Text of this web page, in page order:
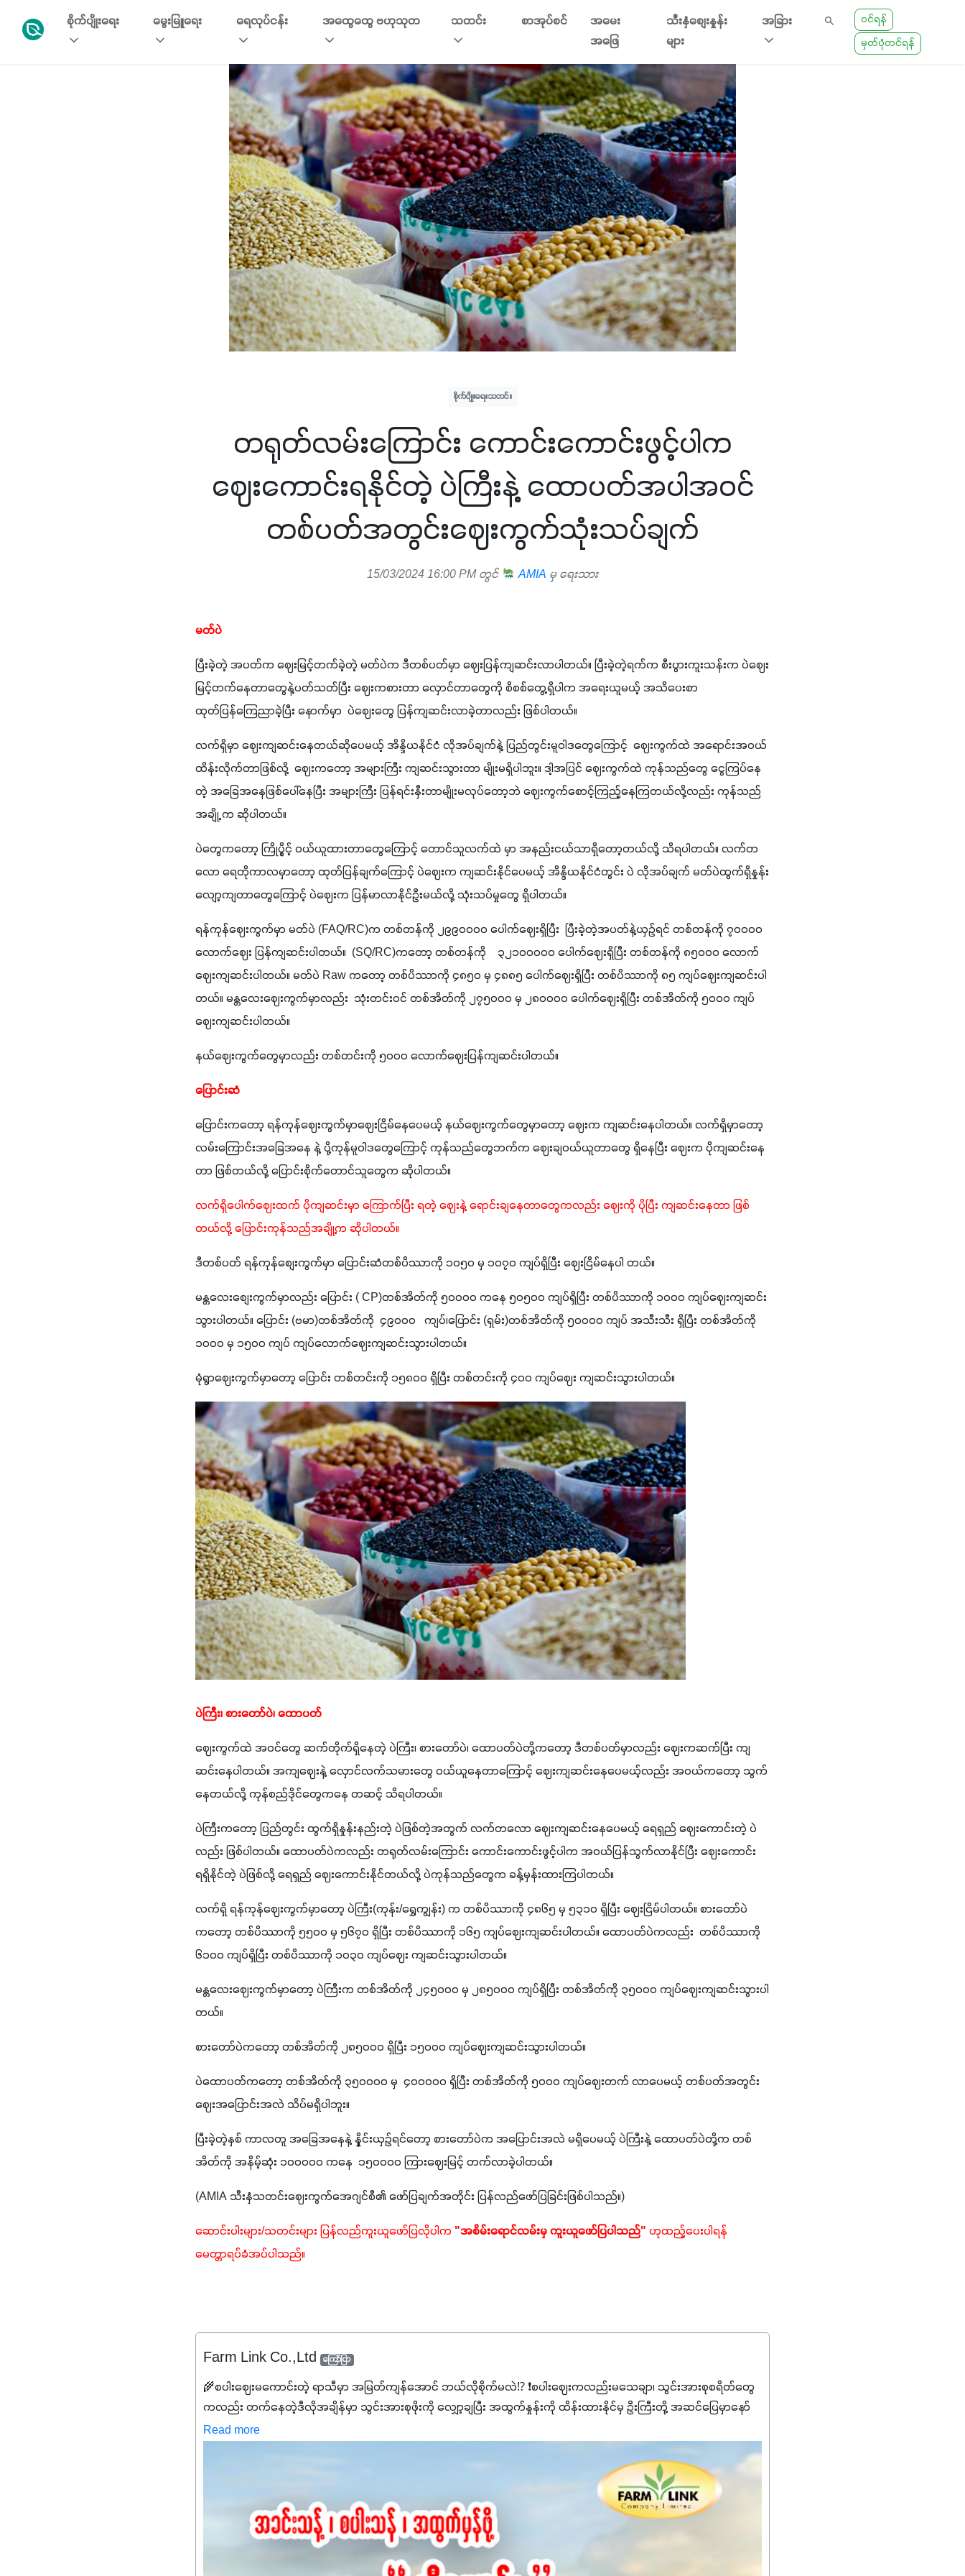
စိုက်ပျိုးရေး မွေးမြူရေး ရေလုပ်ငန်း အထွေထွေ ဗဟုသုတ သတင်း စာအုပ်စင်
အမေး
အဖြေ
သီးနှံစျေးနှုန်း
များ
အခြား
ဝင်ရန်
မှတ်ပုံတင်ရန်
စိုက်ပျိုးရေးသတင်း
တရုတ်လမ်းကြောင်း ကောင်းကောင်းဖွင့်ပါက
ဈေးကောင်းရနိုင်တဲ့ ပဲကြီးနဲ့ ထောပတ်အပါအဝင်
တစ်ပတ်အတွင်းဈေးကွက်သုံးသပ်ချက်
15/03/2024 16:00 PM တွင် AMIA မှ ရေးသား
မတ်ပဲ
ပြီးခဲ့တဲ့ အပတ်က ဈေးမြင့်တက်ခဲ့တဲ့ မတ်ပဲက ဒီတစ်ပတ်မှာ ဈေးပြန်ကျဆင်းလာပါတယ်။ ပြီးခဲ့တဲ့ရက်က စီးပွားကူးသန်းက ပဲဈေး
မြင့်တက်နေတာတွေနဲ့ပတ်သတ်ပြီး ဈေးကစားတာ လှောင်တာတွေကို စိစစ်တွေ့ရှိပါက အရေးယူမယ့် အသိပေးစာ
ထုတ်ပြန်ကြေညာခဲ့ပြီး နောက်မှာ  ပဲဈေးတွေ ပြန်ကျဆင်းလာခဲ့တာလည်း ဖြစ်ပါတယ်။
လက်ရှိမှာ ဈေးကျဆင်းနေတယ်ဆိုပေမယ့် အိန္ဒိယနိုင်ငံ လိုအပ်ချက်နဲ့ ပြည်တွင်းမူဝါဒတွေကြောင့်  ဈေးကွက်ထဲ အရောင်းအဝယ်
ထိန်းလိုက်တာဖြစ်လို့  ဈေးကတော့ အများကြီး ကျဆင်းသွားတာ မျိုးမရှိပါဘူး။ ဒါ့အပြင် ဈေးကွက်ထဲ ကုန်သည်တွေ ငွေကြပ်နေ
တဲ့ အခြေအနေဖြစ်ပေါ်နေပြီး အများကြီး ပြန်ရင်းနှီးတာမျိုးမလုပ်တော့ဘဲ ဈေးကွက်စောင့်ကြည့်နေကြတယ်လို့လည်း ကုန်သည်
အချို့ က ဆိုပါတယ်။
ပဲတွေကတော့ ကြိုပွိုင့် ဝယ်ယူထားတာတွေကြောင့် တောင်သူလက်ထဲ မှာ အနည်းငယ်သာရှိတော့တယ်လို့ သိရပါတယ်။ လက်တ
လော ရေတိုကာလမှာတော့ ထုတ်ပြန်ချက်ကြောင့် ပဲဈေးက ကျဆင်းနိုင်ပေမယ့် အိန္ဒိယနိုင်ငံတွင်း ပဲ လိုအပ်ချက် မတ်ပဲထွက်ရှိနှုန်း
လျော့ကျတာတွေကြောင့် ပဲဈေးက ပြန်မာလာနိုင်ဦးမယ်လို့ သုံးသပ်မှုတွေ ရှိပါတယ်။
ရန်ကုန်ဈေးကွက်မှာ မတ်ပဲ (FAQ/RC)က တစ်တန်ကို ၂၉၉၀၀၀၀ ပေါက်ဈေးရှိပြီး  ပြီးခဲ့တဲ့အပတ်နဲ့ယှဉ်ရင် တစ်တန်ကို ၇၀၀၀၀
လောက်ဈေး ပြန်ကျဆင်းပါတယ်။  (SQ/RC)ကတော့ တစ်တန်ကို    ၃၂၁၀၀၀၀၀ ပေါက်ဈေးရှိပြီး တစ်တန်ကို ၈၅၀၀၀ လောက်
ဈေးကျဆင်းပါတယ်။ မတ်ပဲ Raw ကတော့ တစ်ပိဿာကို ၄၈၅၀ မှ ၄၈၈၅ ပေါက်ဈေးရှိပြီး တစ်ပိဿာကို ၈၅ ကျပ်ဈေးကျဆင်းပါ
တယ်။ မန္တလေးဈေးကွက်မှာလည်း  သုံးတင်းဝင် တစ်အိတ်ကို ၂၇၅၀၀၀ မှ ၂၈၀၀၀၀ ပေါက်ဈေးရှိပြီး တစ်အိတ်ကို ၅၀၀၀ ကျပ်
ဈေးကျဆင်းပါတယ်။
နယ်ဈေးကွက်တွေမှာလည်း တစ်တင်းကို ၅၀၀၀ လောက်ဈေးပြန်ကျဆင်းပါတယ်။
ပြောင်းဆံ
ပြောင်းကတော့ ရန်ကုန်ဈေးကွက်မှာဈေးငြိမ်နေပေမယ့် နယ်ဈေးကွက်တွေမှာတော့ ဈေးက ကျဆင်းနေပါတယ်။ လက်ရှိမှာတော့
လမ်းကြောင်းအခြေအနေ နဲ့ ပို့ကုန်မူဝါဒတွေကြောင့် ကုန်သည်တွေဘက်က ဈေးချဝယ်ယူတာတွေ ရှိနေပြီး ဈေးက ပိုကျဆင်းနေ
တာ ဖြစ်တယ်လို့ ပြောင်းစိုက်တောင်သူတွေက ဆိုပါတယ်။
လက်ရှိပေါက်ဈေးထက် ပိုကျဆင်းမှာ ကြောက်ပြီး ရတဲ့ ဈေးနဲ့ ရောင်းချနေတာတွေကလည်း ဈေးကို ပိုပြီး ကျဆင်းနေတာ ဖြစ်
တယ်လို့ ပြောင်းကုန်သည်အချို့က ဆိုပါတယ်။
ဒီတစ်ပတ် ရန်ကုန်စျေးကွက်မှာ ပြောင်းဆံတစ်ပိဿာကို ၁၀၅၀ မှ ၁၀၇၀ ကျပ်ရှိပြီး ဈေးငြိမ်နေပါ တယ်။
မန္တလေးစျေးကွက်မှာလည်း ပြောင်း ( CP)တစ်အိတ်ကို ၅၀၀၀၀ ကနေ ၅၀၅၀၀ ကျပ်ရှိပြီး တစ်ပိဿာကို ၁၀၀၀ ကျပ်ဈေးကျဆင်း
သွားပါတယ်။ ပြောင်း (ဗမာ)တစ်အိတ်ကို  ၄၉၀၀၀   ကျပ်၊ပြောင်း (ရှမ်း)တစ်အိတ်ကို ၅၀၀၀၀ ကျပ် အသီးသီး ရှိပြီး တစ်အိတ်ကို
၁၀၀၀ မှ ၁၅၀၀ ကျပ် ကျပ်လောက်ဈေးကျဆင်းသွားပါတယ်။
မုံရွာဈေးကွက်မှာတော့ ပြောင်း တစ်တင်းကို ၁၅၈၀၀ ရှိပြီး တစ်တင်းကို ၄၀၀ ကျပ်ဈေး ကျဆင်းသွားပါတယ်။
ပဲကြီး၊ စားတော်ပဲ၊ ထောပတ်
ဈေးကွက်ထဲ အဝင်တွေ ဆက်တိုက်ရှိနေတဲ့ ပဲကြီး၊ စားတော်ပဲ၊ ထောပတ်ပဲတို့ကတော့ ဒီတစ်ပတ်မှာလည်း‌ ဈေးကဆက်ပြီး ကျ
ဆင်းနေပါတယ်။ အကျဈေးနဲ့ လှောင်လက်သမားတွေ ဝယ်ယူနေတာကြောင့် ဈေးကျဆင်းနေပေမယ့်လည်း အဝယ်ကတော့ သွက်
နေတယ်လို့ ကုန်စည်ဒိုင်တွေကနေ တဆင့် သိရပါတယ်။
ပဲကြီးကတော့ ပြည်တွင်း ထွက်ရှိနှုန်းနည်းတဲ့ ပဲဖြစ်တဲ့အတွက် လက်တလော ဈေးကျဆင်းနေပေမယ့် ရေရှည် ဈေးကောင်းတဲ့ ပဲ
လည်း ဖြစ်ပါတယ်။ ထောပတ်ပဲကလည်း တရုတ်လမ်းကြောင်း ကောင်းကောင်းဖွင့်ပါက အဝယ်ပြန်သွက်လာနိုင်ပြီး ဈေးကောင်း
ရရှိနိုင်တဲ့ ပဲဖြစ်လို့ ရေရှည် ဈေးကောင်းနိုင်တယ်လို့ ပဲကုန်သည်တွေက ခန့်မှန်းထားကြပါတယ်။
လက်ရှိ ရန်ကုန်ဈေးကွက်မှာတော့ ပဲကြီး(ကုန်း/ရွှေကျွန်း) က တစ်ပိဿာကို ၄၈၆၅ မှ ၅၃၁၀ ရှိပြီး ဈေးငြိမ်ပါတယ်။ စားတော်ပဲ
ကတော့ တစ်ပိဿာကို ၅၅၀၀ မှ ၅၆၇၀ ရှိပြီး တစ်ပိဿာကို ၁၆၅ ကျပ်ဈေးကျဆင်းပါတယ်။ ထောပတ်ပဲကလည်း  တစ်ပိဿာကို
၆၁၀၀ ကျပ်ရှိပြီး တစ်ပိဿာကို ၁၀၃၀ ကျပ်ဈေး ကျဆင်းသွားပါတယ်။
မန္တလေးဈေးကွက်မှာတော့ ပဲကြီးက တစ်အိတ်ကို ၂၄၅၀၀၀ မှ ၂၈၅၀၀၀ ကျပ်ရှိပြီး တစ်အိတ်ကို ၃၅၀၀၀ ကျပ်ဈေးကျဆင်းသွားပါ
တယ်။
စားတော်ပဲကတော့ တစ်အိတ်ကို ၂၈၅၀၀၀ ရှိပြီး ၁၅၀၀၀ ကျပ်ဈေးကျဆင်းသွားပါတယ်။
ပဲထောပတ်ကတော့ တစ်အိတ်ကို ၃၅၀၀၀၀ မှ  ၄၀၀၀၀၀ ရှိပြီး တစ်အိတ်ကို ၅၀၀၀ ကျပ်‌ဈေးတက် လာပေမယ့် တစ်ပတ်အတွင်း
ဈေးအပြောင်းအလဲ သိပ်မရှိပါဘူး။
ပြီးခဲ့တဲ့နှစ် ကာလတူ အခြေအနေနဲ့ နှိုင်းယှဉ်ရင်တော့ စားတော်ပဲက အပြောင်းအလဲ မရှိပေမယ့် ပဲကြီးနဲ့ ထောပတ်ပဲတို့က တစ်
အိတ်ကို အနိမ့်ဆုံး ၁၀၀၀၀၀ ကနေ  ၁၅၀၀၀၀ ကြား‌ဈေးမြင့် တက်လာခဲ့ပါတယ်။
(AMIA သီးနှံသတင်းဈေးကွက်အေဂျင်စီ၏ ဖော်ပြချက်အတိုင်း ပြန်လည်ဖော်ပြခြင်းဖြစ်ပါသည်။)
ဆောင်းပါးများ/သတင်းများ ပြန်လည်ကူးယူဖော်ပြလိုပါက "အစိမ်းရောင်လမ်းမှ ကူးယူဖော်ပြပါသည်" ဟုထည့်ပေးပါရန်
မေတ္တာရပ်ခံအပ်ပါသည်။
Farm Link Co.,Ltd ကြော်ငြာ
🌾စပါးဈေးမကောင်းတဲ့ ရာသီမှာ အမြတ်ကျန်အောင် ဘယ်လိုစိုက်မလဲ⁉️ ❗စပါးဈေးကလည်းမသေချာ၊ သွင်းအားစုစရိတ်တွေ
ကလည်း တက်နေတဲ့ဒီလိုအချိန်မှာ သွင်းအားစုဖိုးကို လျှော့ချပြီး အထွက်နှုန်းကို ထိန်းထားနိုင်မှ ဦးကြီးတို့ အဆင်ပြေမှာနော်
✔️ဒါကြောင့် ကိုယ်သုံးသမျှ ကိုယ့်အတွက်အကျိုးရစေမယ့် အရည်အသွေးစိတ်ချရတဲ့ သွင်းအားစုပစ္စည်းတွေကိုပဲ ရွေးချယ်သုံး
Read more